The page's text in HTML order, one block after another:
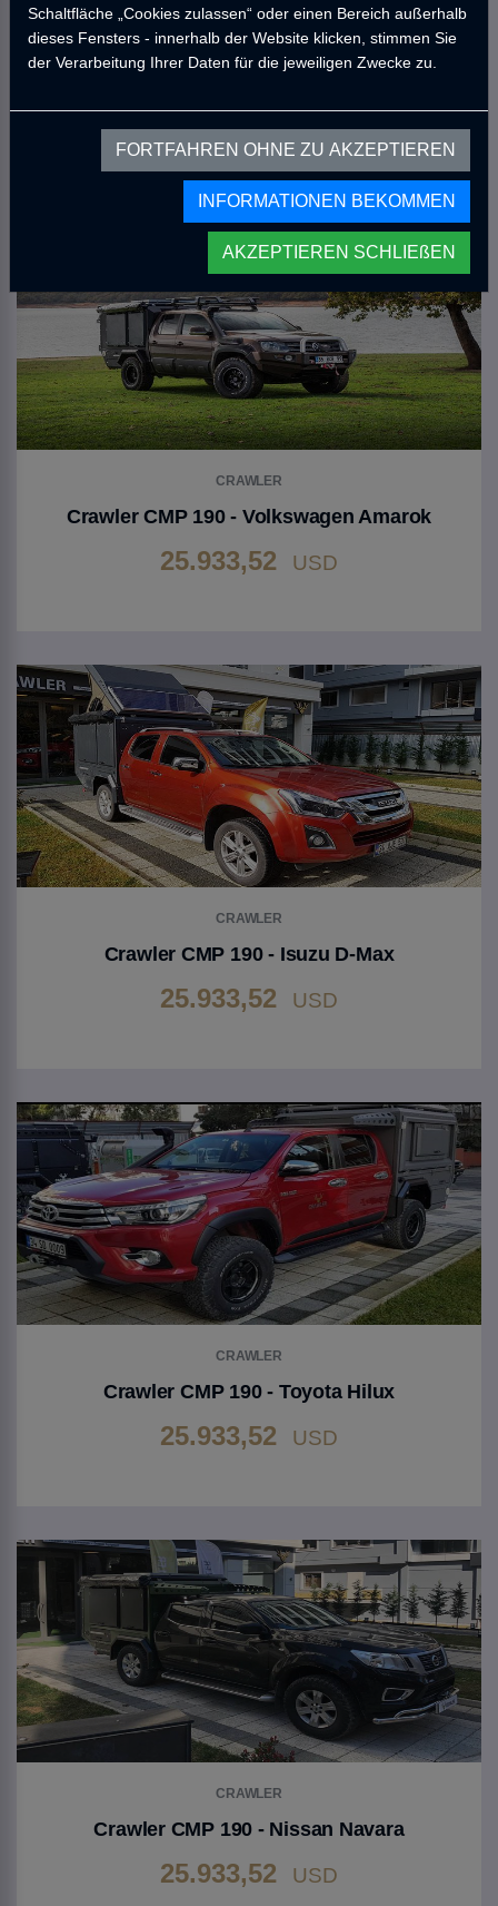
CRAWLER
25.933,52USD
Gehen Sie zu Produkt
CRAWLER
Crawler CMP 190 - Volkswagen Amarok
25.933,52 USD
CRAWLER
Crawler CMP 190 - Isuzu D-Max
25.933,52 USD
CRAWLER
Crawler CMP 190 - Toyota Hilux
25.933,52 USD
CRAWLER
Crawler CMP 190 - Nissan Navara
25.933,52 USD
Schaltfläche „Cookies zulassen“ oder einen Bereich außerhalb
dieses Fensters - innerhalb der Website klicken, stimmen Sie
der Verarbeitung Ihrer Daten für die jeweiligen Zwecke zu.
FORTFAHREN OHNE ZU AKZEPTIEREN
INFORMATIONEN BEKOMMEN
AKZEPTIEREN SCHLIEßEN